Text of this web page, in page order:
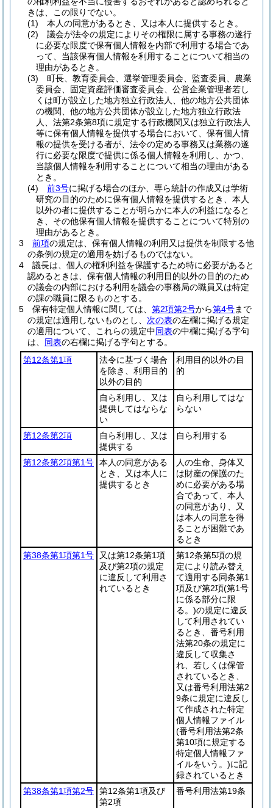
きは、この限りでない。
(1)
本人の同意があるとき、又は本人に提供するとき。
(2)
議会が法令の規定によりその権限に属する事務の遂行
に必要な限度で保有個人情報を内部で利用する場合であ
って、当該保有個人情報を利用することについて相当の
理由があるとき。
(3)
町長、教育委員会、選挙管理委員会、監査委員、農業
委員会、固定資産評価審査委員会、公営企業管理者若し
くは町が設立した地方独立行政法人、他の地方公共団体
の機関、他の地方公共団体が設立した地方独立行政法
人、法第2条第8項に規定する行政機関又は独立行政法人
等に保有個人情報を提供する場合において、保有個人情
報の提供を受ける者が、法令の定める事務又は業務の遂
行に必要な限度で提供に係る個人情報を利用し、かつ、
当該個人情報を利用することについて相当の理由がある
とき。
(4)
前3号に掲げる場合のほか、専ら統計の作成又は学術
研究の目的のために保有個人情報を提供するとき、本人
以外の者に提供することが明らかに本人の利益になると
き、その他保有個人情報を提供することについて特別の
理由があるとき。
3
前項の規定は、保有個人情報の利用又は提供を制限する他
の条例の規定の適用を妨げるものではない。
4
議長は、個人の権利利益を保護するため特に必要があると
認めるときは、保有個人情報の利用目的以外の目的のため
の議会の内部における利用を議会の事務局の職員又は特定
の課の職員に限るものとする。
5
保有特定個人情報に関しては、 第2項第2号から第4号まで
の規定は適用しないものとし、 次の表の左欄に掲げる規定
の適用について、これらの規定中同表の中欄に掲げる字句
は、 同表の右欄に掲げる字句とする。
第12条第1項
法令に基づく場合
を除き、利用目的
以外の目的
利用目的以外の目
的
自ら利用し、又は
提供してはならな
い
自ら利用してはな
らない
第12条第2項
自ら利用し、又は
提供する
自ら利用する
第12条第2項第1号 本人の同意がある
とき、又は本人に
提供するとき
人の生命、身体又
は財産の保護のた
めに必要がある場
合であって、本人
の同意があり、又
は本人の同意を得
ることが困難であ
るとき
第38条第1項第1号
又は第12条第1項
及び第2項の規定
に違反して利用さ
れているとき
第12条第5項の規
定により読み替え
て適用する同条第1
項及び第2項(第1号
に係る部分に限
る。)の規定に違反
して利用されてい
るとき、番号利用
法第20条の規定に
違反して収集さ
れ、若しくは保管
されているとき、
又は番号利用法第2
9条に規定に違反し
て作成された特定
個人情報ファイル
(番号利用法第2条
第10項に規定する
特定個人情報ファ
イルをいう。)に記
録されているとき
第38条第1項第2号 第12条第1項及び
第2項
番号利用法第19条